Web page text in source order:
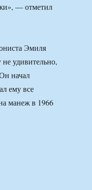
— отметил
Эмиля
удивительно,
начал
ему все
манеж в 1966